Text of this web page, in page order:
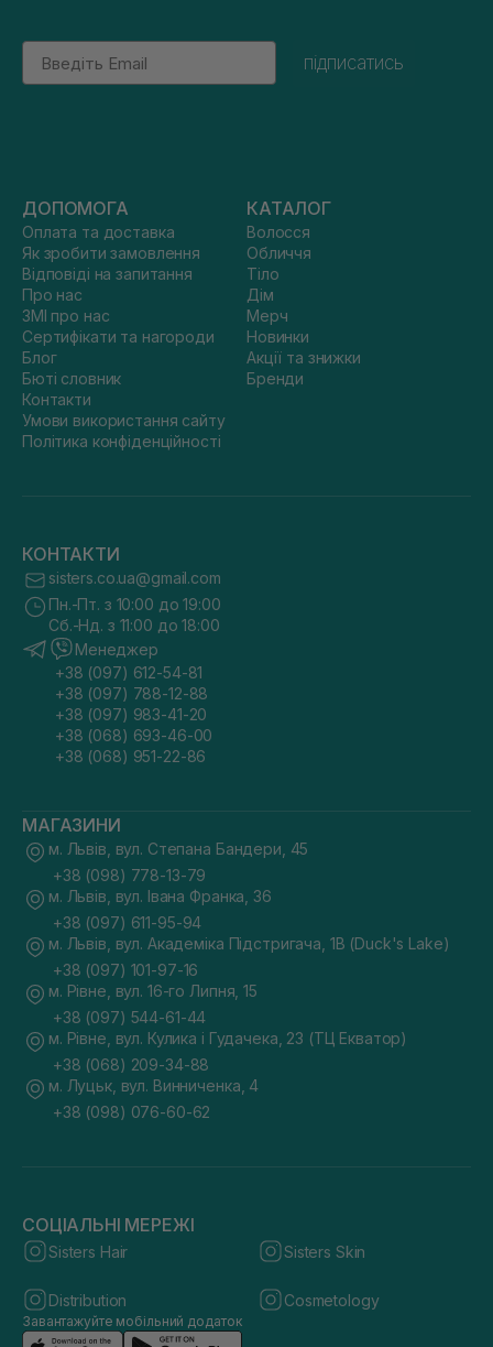
Email
підписатись
ДОПОМОГА
Оплата та доставка
Як зробити замовлення
Відповіді на запитання
Про нас
ЗМІ про нас
Сертифікати та нагороди
Блог
Бюті словник
Контакти
Умови використання сайту
Політика конфіденційності
КАТАЛОГ
Волосся
Обличчя
Тіло
Дім
Мерч
Новинки
Акції та знижки
Бренди
КОНТАКТИ
sisters.co.ua@gmail.com
Пн.-Пт. з 10:00 до 19:00
Сб.-Нд. з 11:00 до 18:00
Менеджер
+38 (097) 612-54-81
+38 (097) 788-12-88
+38 (097) 983-41-20
+38 (068) 693-46-00
+38 (068) 951-22-86
МАГАЗИНИ
м. Львів, вул. Степана Бандери, 45
+38 (098) 778-13-79
м. Львів, вул. Івана Франка, 36
+38 (097) 611-95-94
м. Львів, вул. Академіка Підстригача, 1В (Duck's Lake)
+38 (097) 101-97-16
м. Рівне, вул. 16-го Липня, 15
+38 (097) 544-61-44
м. Рівне, вул. Кулика і Гудачека, 23 (ТЦ Екватор)
+38 (068) 209-34-88
м. Луцьк, вул. Винниченка, 4
+38 (098) 076-60-62
СОЦІАЛЬНІ МЕРЕЖІ
Sisters Hair Sisters Skin
Distribution Cosmetology
Завантажуйте мобільний додаток